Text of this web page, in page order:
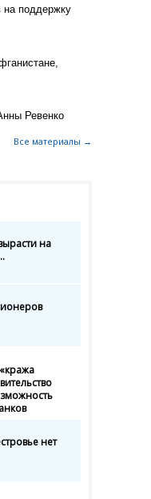
на поддержку
Ревенко
Все материалы →
на
нет